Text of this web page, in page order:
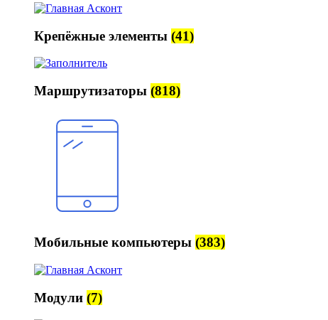
Крепёжные элементы (41)
Маршрутизаторы (818)
Мобильные компьютеры (383)
Модули (7)